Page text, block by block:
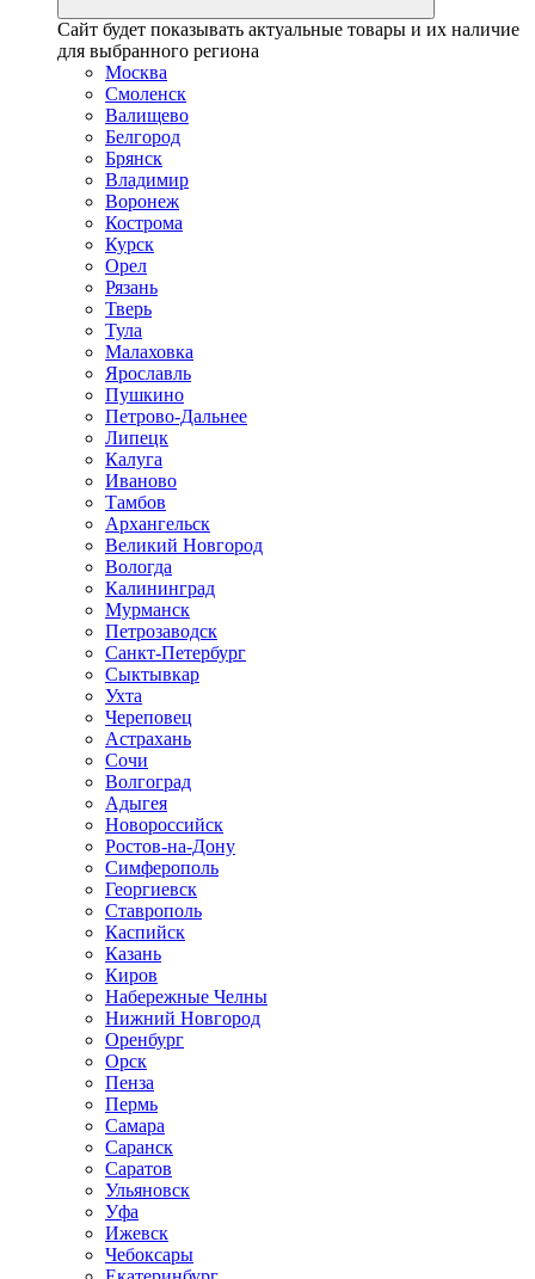
Сайт будет показывать актуальные товары и их наличие
для выбранного региона
Москва
Смоленск
Валищево
Белгород
Брянск
Владимир
Воронеж
Кострома
Курск
Орел
Рязань
Тверь
Тула
Малаховка
Ярославль
Пушкино
Петрово-Дальнее
Липецк
Калуга
Иваново
Тамбов
Архангельск
Великий Новгород
Вологда
Калининград
Мурманск
Петрозаводск
Санкт-Петербург
Сыктывкар
Ухта
Череповец
Астрахань
Сочи
Волгоград
Адыгея
Новороссийск
Ростов-на-Дону
Симферополь
Георгиевск
Ставрополь
Каспийск
Казань
Киров
Набережные Челны
Нижний Новгород
Оренбург
Орск
Пенза
Пермь
Самара
Саранск
Саратов
Ульяновск
Уфа
Ижевск
Чебоксары